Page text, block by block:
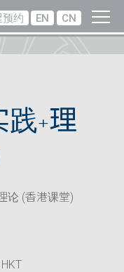
预约 EN CN
+理
论 (香港课堂)